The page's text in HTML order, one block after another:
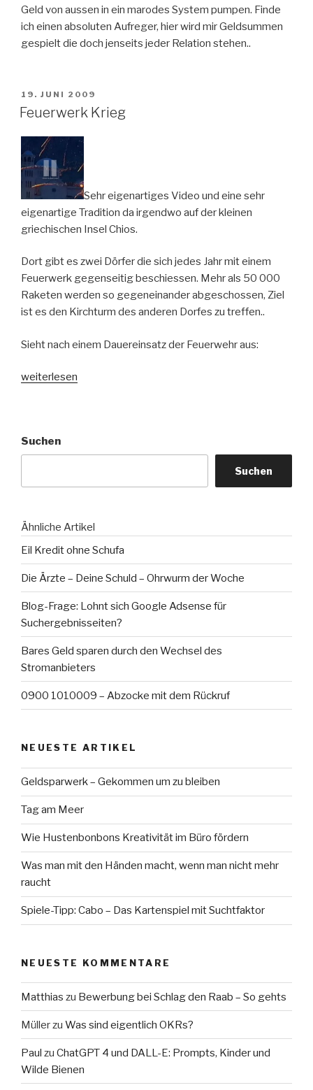
Geld von aussen in ein marodes System pumpen. Finde
ich einen absoluten Aufreger, hier wird mir Geldsummen
gespielt die doch jenseits jeder Relation stehen..
VERÖFFENTLICHT
AM
19. JUNI 2009
Feuerwerk Krieg
Sehr eigenartiges Video und eine sehr
eigenartige Tradition da irgendwo auf der kleinen
griechischen Insel Chios.
Dort gibt es zwei Dörfer die sich jedes Jahr mit einem
Feuerwerk gegenseitig beschiessen. Mehr als 50 000
Raketen werden so gegeneinander abgeschossen, Ziel
ist es den Kirchturm des anderen Dorfes zu treffen..
Sieht nach einem Dauereinsatz der Feuerwehr aus:
„Feuerwerk
weiterlesen
Suchen
Suchen
Ähnliche Artikel
Eil Kredit ohne Schufa
Die Ärzte – Deine Schuld – Ohrwurm der Woche
Blog-Frage: Lohnt sich Google Adsense für
Suchergebnisseiten?
Bares Geld sparen durch den Wechsel des
Stromanbieters
0900 1010009 – Abzocke mit dem Rückruf
NEUESTE ARTIKEL
Geldsparwerk – Gekommen um zu bleiben
Tag am Meer
Wie Hustenbonbons Kreativität im Büro fördern
Was man mit den Händen macht, wenn man nicht mehr
raucht
Spiele-Tipp: Cabo – Das Kartenspiel mit Suchtfaktor
NEUESTE KOMMENTARE
Matthias zu Bewerbung bei Schlag den Raab – So gehts
Müllerzu Was sind eigentlich OKRs?
Paul zu ChatGPT 4 und DALL-E: Prompts, Kinder und
Wilde Bienen